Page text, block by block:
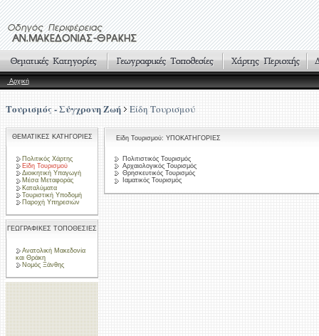
Αρχική
Τουρισμός - Σύγχρονη Ζωή Είδη Τουρισμού
ΘΕΜΑΤΙΚΕΣ ΚΑΤΗΓΟΡΙΕΣ
Πολιτικός Χάρτης
Είδη Τουρισμού
Διοικητική Υπαγωγή
Μέσα Μεταφοράς
Καταλύματα
Τουριστική Υποδομή
Παροχή Υπηρεσιών
ΓΕΩΓΡΑΦΙΚΕΣ ΤΟΠΟΘΕΣΙΕΣ
Ανατολική Μακεδονία
και Θράκη
Νομός Ξάνθης
Είδη Τουρισμού: ΥΠΟΚΑΤΗΓΟΡΙΕΣ
Πολιτιστικός Τουρισμός
Αρχαιολογικός Τουρισμός
Θρησκευτικός Τουρισμός
Ιαματικός Τουρισμός